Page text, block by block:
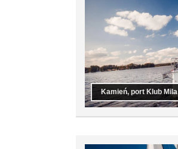
Kamień, port Klub Mila